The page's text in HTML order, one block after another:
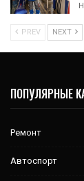
PREV NEXT
ПОПУЛЯРНЫЕ
Ремонт
Автоспорт